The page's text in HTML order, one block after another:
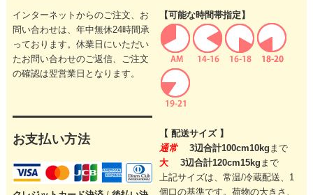
インターネットからのご注文、お
問い合わせは、年中無休24時間承
っております。休業日にいただい
たお問い合わせのご返信、ご注文
の確認は翌営業日となります。
お支払い方法
【可能な時間帯指定】
【 配送サイズ 】
通常
3辺合計100cm10kg まで
大
3辺合計120cm15kg まで
上記サイズは、常温/冷蔵配送、1
個口の基準です。荷物の大きさ、